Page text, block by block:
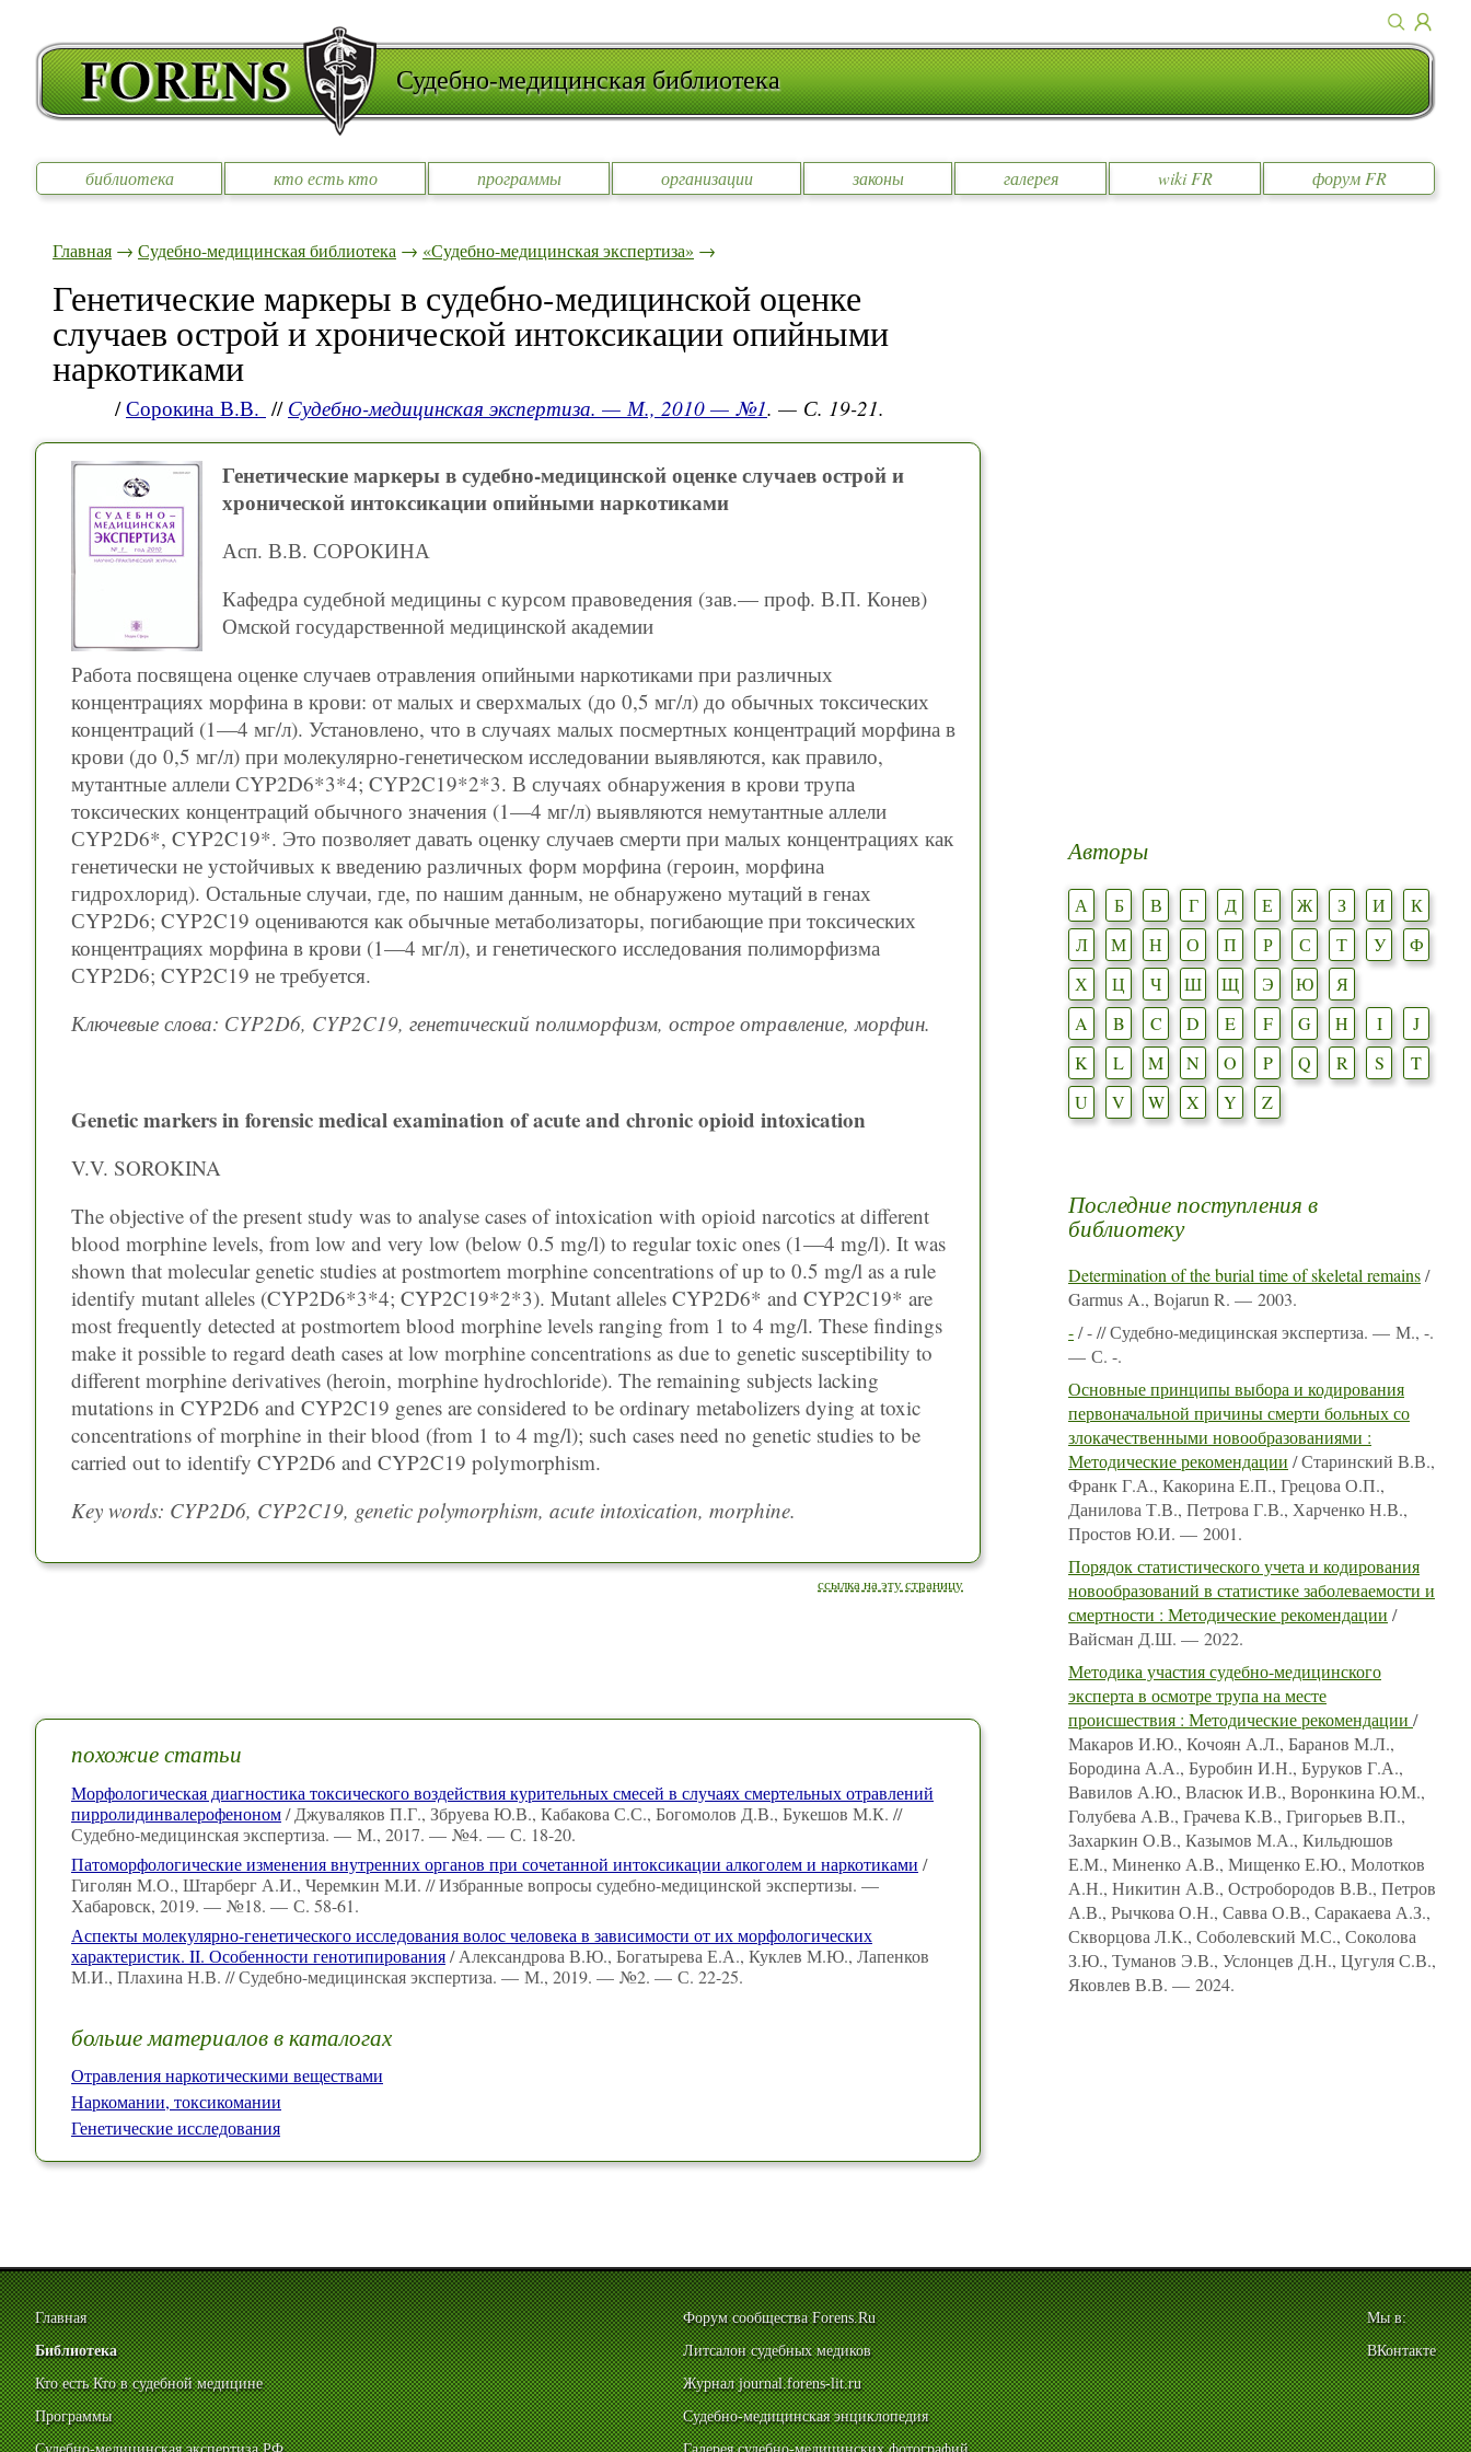
Судебно-медицинская библиотека
библиотека кто есть кто программы организации законы галерея wiki FR форум FR
Главная → Судебно-медицинская библиотека → «Судебно-медицинская экспертиза» →
Генетические маркеры в судебно-медицинской оценке
случаев острой и хронической интоксикации опийными
наркотиками
/Сорокина В.В. // Судебно-медицинская экспертиза. — М., 2010 — №1. — С. 19-21.
Генетические маркеры в судебно-медицинской оценке случаев острой и
хронической интоксикации опийными наркотиками
Асп. В.В. СОРОКИНА
Кафедра судебной медицины с курсом правоведения (зав.— проф. В.П. Конев)
Омской государственной медицинской академии
Работа посвящена оценке случаев отравления опийными наркотиками при различных
концентрациях морфина в крови: от малых и сверхмалых (до 0,5 мг/л) до обычных токсических
концентраций (1—4 мг/л). Установлено, что в случаях малых посмертных концентраций морфина в
крови (до 0,5 мг/л) при молекулярно-генетическом исследовании выявляются, как правило,
мутантные аллели СYP2D6*3*4; CYP2C19*2*3. В случаях обнаружения в крови трупа
токсических концентраций обычного значения (1—4 мг/л) выявляются немутантные аллели
СYP2D6*, CYP2C19*. Это позволяет давать оценку случаев смерти при малых концентрациях как
генетически не устойчивых к введению различных форм морфина (героин, морфина
гидрохлорид). Остальные случаи, где, по нашим данным, не обнаружено мутаций в генах
СYP2D6; CYP2C19 оцениваются как обычные метаболизаторы, погибающие при токсических
концентрациях морфина в крови (1—4 мг/л), и генетического исследования полиморфизма
СYP2D6; CYP2C19 не требуется.
Ключевые слова: СYP2D6, CYP2C19, генетический полиморфизм, острое отравление, морфин.
Genetic markers in forensic medical examination of acute and chronic opioid intoxication
V.V. SOROKINA
The objective of the present study was to analyse cases of intoxication with opioid narcotics at different
blood morphine levels, from low and very low (below 0.5 mg/l) to regular toxic ones (1—4 mg/l). It was
shown that molecular genetic studies at postmortem morphine concentrations of up to 0.5 mg/l as a rule
identify mutant alleles (CYP2D6*3*4; CYP2C19*2*3). Mutant alleles CYP2D6* and CYP2C19* are
most frequently detected at postmortem blood morphine levels ranging from 1 to 4 mg/l. These findings
make it possible to regard death cases at low morphine concentrations as due to genetic susceptibility to
different morphine derivatives (heroin, morphine hydrochloride). The remaining subjects lacking
mutations in CYP2D6 and CYP2C19 genes are considered to be ordinary metabolizers dying at toxic
concentrations of morphine in their blood (from 1 to 4 mg/l); such cases need no genetic studies to be
carried out to identify CYP2D6 and CYP2C19 polymorphism.
Key words: CYP2D6, CYP2C19, genetic polymorphism, acute intoxication, morphine.
ссылка на эту страницу
похожие статьи
Морфологическая диагностика токсического воздействия курительных смесей в случаях смертельных отравлений
пирролидинвалерофеноном/ Джуваляков П.Г., Збруева Ю.В., Кабакова С.С., Богомолов Д.В., Букешов М.К. //
Судебно-медицинская экспертиза. — М., 2017. — №4. — С. 18-20.
Патоморфологические изменения внутренних органов при сочетанной интоксикации алкоголем и наркотиками /
Гиголян М.О., Штарберг А.И., Черемкин М.И. // Избранные вопросы судебно-медицинской экспертизы. —
Хабаровск, 2019. — №18. — С. 58-61.
Аспекты молекулярно-генетического исследования волос человека в зависимости от их морфологических
характеристик. II. Особенности генотипирования/ Александрова В.Ю., Богатырева Е.А., Куклев М.Ю., Лапенков
М.И., Плахина Н.В. // Судебно-медицинская экспертиза. — М., 2019. — №2. — С. 22-25.
больше материалов в каталогах
Отравления наркотическими веществами
Наркомании, токсикомании
Генетические исследования
Авторы
А Б В Г Д Е Ж З И
К
Л
М Н О П Р С Т У
Ф
Х
Ц Ч Ш Щ Э Ю
Я
A
B C D E F G H I
J
K
L M N O P Q R S
T
U
V W X Y Z
Последние поступления в
библиотеку
Determination of the burial time of skeletal remains/
Garmus A., Bojarun R. — 2003.
-/ - // Судебно-медицинская экспертиза. — М., -.
— С. -.
Основные принципы выбора и кодирования
первоначальной причины смерти больных со
злокачественными новообразованиями :
Методические рекомендации / Старинский В.В.,
Франк Г.А., Какорина Е.П., Грецова О.П.,
Данилова Т.В., Петрова Г.В., Харченко Н.В.,
Простов Ю.И. — 2001.
Порядок статистического учета и кодирования
новообразований в статистике заболеваемости и
смертности : Методические рекомендации /
Вайсман Д.Ш. — 2022.
Методика участия судебно-медицинского
эксперта в осмотре трупа на месте
происшествия : Методические рекомендации /
Макаров И.Ю., Кочоян А.Л., Баранов М.Л.,
Бородина А.А., Буробин И.Н., Буруков Г.А.,
Вавилов А.Ю., Власюк И.В., Воронкина Ю.М.,
Голубева А.В., Грачева К.В., Григорьев В.П.,
Захаркин О.В., Казымов М.А., Кильдюшов
Е.М., Миненко А.В., Мищенко Е.Ю., Молотков
А.Н., Никитин А.В., Остробородов В.В., Петров
А.В., Рычкова О.Н., Савва О.В., Саракаева А.З.,
Скворцова Л.К., Соболевский М.С., Соколова
З.Ю., Туманов Э.В., Услонцев Д.Н., Цугуля С.В.,
Яковлев В.В. — 2024.
Главная
Библиотека
Кто есть Кто в судебной медицине
Программы
Форум сообщества Forens.Ru
Литсалон судебных медиков
Журнал journal.forens-lit.ru
Судебно-медицинская энциклопедия
Мы в:
ВКонтакте